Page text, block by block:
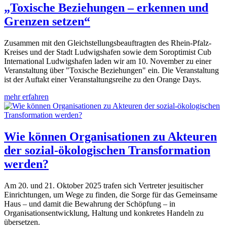
„Toxische Beziehungen – erkennen und
Grenzen setzen“
Zusammen mit den Gleichstellungsbeauftragten des Rhein-Pfalz-
Kreises und der Stadt Ludwigshafen sowie dem Soroptimist Cub
International Ludwigshafen laden wir am 10. November zu einer
Veranstaltung über "Toxische Beziehungen" ein. Die Veranstaltung
ist der Auftakt einer Veranstaltungsreihe zu den Orange Days.
mehr erfahren
Wie können Organisationen zu Akteuren
der sozial-ökologischen Transformation
werden?
Am 20. und 21. Oktober 2025 trafen sich Vertreter jesuitischer
Einrichtungen, um Wege zu finden, die Sorge für das Gemeinsame
Haus – und damit die Bewahrung der Schöpfung – in
Organisationsentwicklung, Haltung und konkretes Handeln zu
übersetzen.